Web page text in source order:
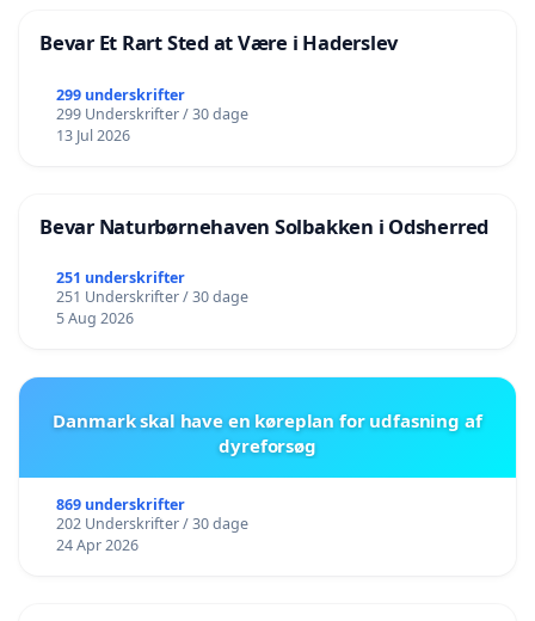
Bevar Et Rart Sted at Være i Haderslev
299 underskrifter
299 Underskrifter / 30 dage
13 Jul 2026
Bevar Naturbørnehaven Solbakken i Odsherred
251 underskrifter
251 Underskrifter / 30 dage
5 Aug 2026
Danmark skal have en køreplan for udfasning af
dyreforsøg
869 underskrifter
202 Underskrifter / 30 dage
24 Apr 2026